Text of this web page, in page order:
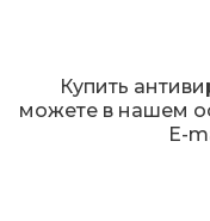
Купить
можете в нашем
E-